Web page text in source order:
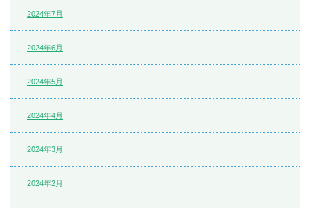
2024年7月
2024年6月
2024年5月
2024年4月
2024年3月
2024年2月